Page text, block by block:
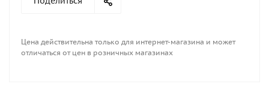
него можно добавить 10-20% ацетона. Площадь
покрытия, примерно,3-4 м2 на 1 литр. Оригинальная
Цена действительна только для интернет-магазина и может
отличаться от цен в розничных магазинах